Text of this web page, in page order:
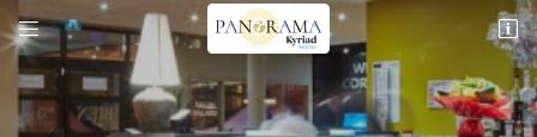


74 Rte de Pommard,
21200 Beaune
03 80 26 22 17